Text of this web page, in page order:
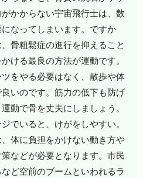
かからない宇宙飛行士は、数
なってしまいます。ですか
骨粗鬆症の進行を抑えること
ける最良の方法が運動です。
をやる必要はなく、散歩や体
いのです。筋力の低下も防げ
動で骨を丈夫にしましょう。
でいると、けがをしやすい。
体に負担をかけない動き方や
などが必要となります。市民
ど空前のブームといわれるラ